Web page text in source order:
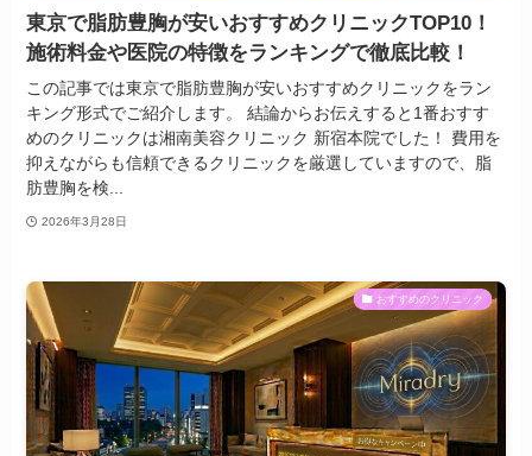
東京で脂肪豊胸が安いおすすめクリニックTOP10！
施術料金や医院の特徴をランキングで徹底比較！
この記事では東京で脂肪豊胸が安いおすすめクリニックをラン
キング形式でご紹介します。 結論からお伝えすると1番おすす
めのクリニックは湘南美容クリニック 新宿本院でした！ 費用を
抑えながらも信頼できるクリニックを厳選していますので、脂
肪豊胸を検...
2026年3月28日
おすすめのクリニック